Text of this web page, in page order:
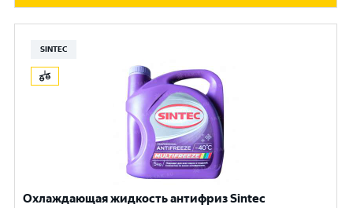
SINTEC
Охлаждающая жидкость антифриз Sintec